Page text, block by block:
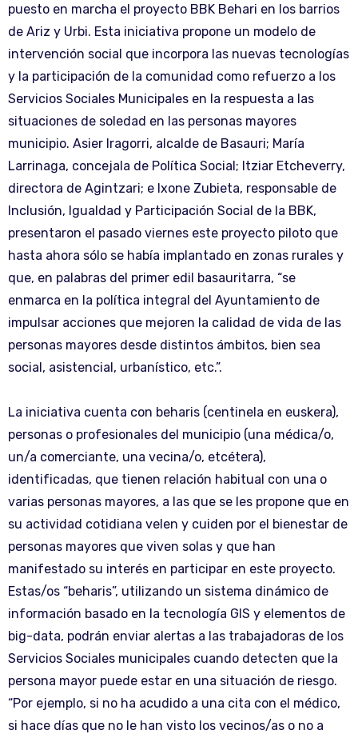
puesto en marcha el proyecto BBK Behari en los barrios
de Ariz y Urbi. Esta iniciativa propone un modelo de
intervención social que incorpora las nuevas tecnologías
y la participación de la comunidad como refuerzo a los
Servicios Sociales Municipales en la respuesta a las
situaciones de soledad en las personas mayores
municipio. Asier Iragorri, alcalde de Basauri; María
Larrinaga, concejala de Política Social; Itziar Etcheverry,
directora de Agintzari; e Ixone Zubieta, responsable de
Inclusión, Igualdad y Participación Social de la BBK,
presentaron el pasado viernes este proyecto piloto que
hasta ahora sólo se había implantado en zonas rurales y
que, en palabras del primer edil basauritarra, “se
enmarca en la política integral del Ayuntamiento de
impulsar acciones que mejoren la calidad de vida de las
personas mayores desde distintos ámbitos, bien sea
social, asistencial, urbanístico, etc.”.
La iniciativa cuenta con beharis (centinela en euskera),
personas o profesionales del municipio (una médica/o,
un/a comerciante, una vecina/o, etcétera),
identificadas, que tienen relación habitual con una o
varias personas mayores, a las que se les propone que en
su actividad cotidiana velen y cuiden por el bienestar de
personas mayores que viven solas y que han
manifestado su interés en participar en este proyecto.
Estas/os “beharis”, utilizando un sistema dinámico de
información basado en la tecnología GIS y elementos de
big-data, podrán enviar alertas a las trabajadoras de los
Servicios Sociales municipales cuando detecten que la
persona mayor puede estar en una situación de riesgo.
“Por ejemplo, si no ha acudido a una cita con el médico,
si hace días que no le han visto los vecinos/as o no a